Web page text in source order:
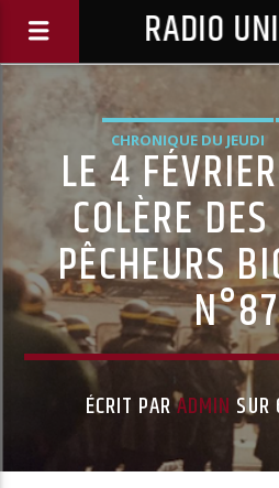
RADIO
Titre diffusé :
CHRONIQUE DU JEUDI
LE 4
COLÈRE
PÊCHEURS
ÉCRIT PARADMIN